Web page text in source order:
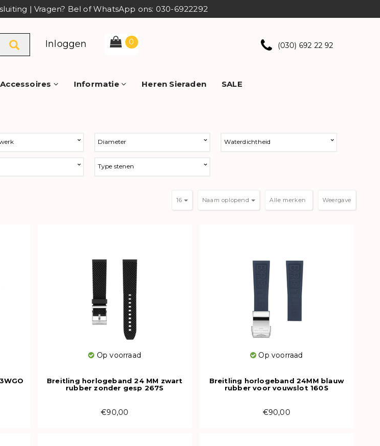
| Vragen? Bel of WhatsApp ons: 030-6922292
Inloggen 0 (030) 692 22 92
Informatie Heren Sieraden SALE
Diameter Waterdichtheid
Type stenen
Weergave
Naam oplopend
16
Op voorraad
Breitling horlogeband 24 MM zwart
rubber zonder gesp 267S
€90,00
Op voorraad
Breitling horlogeband 24MM blauw
rubber voor vouwslot 160S
€90,00